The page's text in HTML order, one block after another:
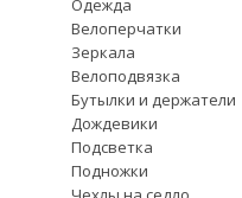
Одежда
Велоперчатки
Зеркала
Велоподвязка
Бутылки и держатели
Дождевики
Подсветка
Подножки